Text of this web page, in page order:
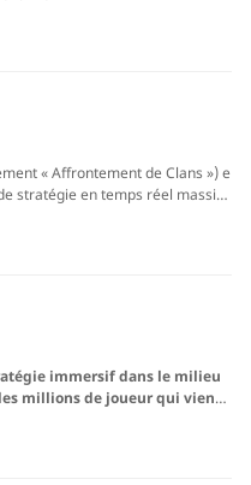
« Affrontement de Clans ») e
stratégie en temps réel massive
immersif dans le milieu
millions de joueur qui vienn